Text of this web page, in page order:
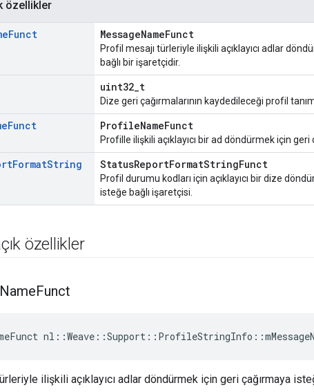
özellikler
Funct MessageNameFunct
Profil mesajı türleriyle ilişkili açıklayıcı adlar
bağlı bir işaretçidir.
uint32_t
Dize geri çağırmalarının kaydedileceği profil
Funct ProfileNameFunct
Profille ilişkili açıklayıcı bir ad döndürmek için
FormatString
StatusReportFormatStringFunct
Profil durumu kodları için açıklayıcı bir dize
isteğe bağlı işaretçisi.
özellikler
NameFunct
ilişkili açıklayıcı adlar döndürmek için geri çağırmaya